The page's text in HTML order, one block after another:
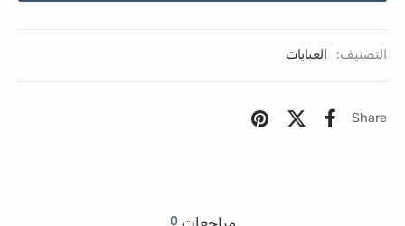
التصنيف: العبايات
Share
0